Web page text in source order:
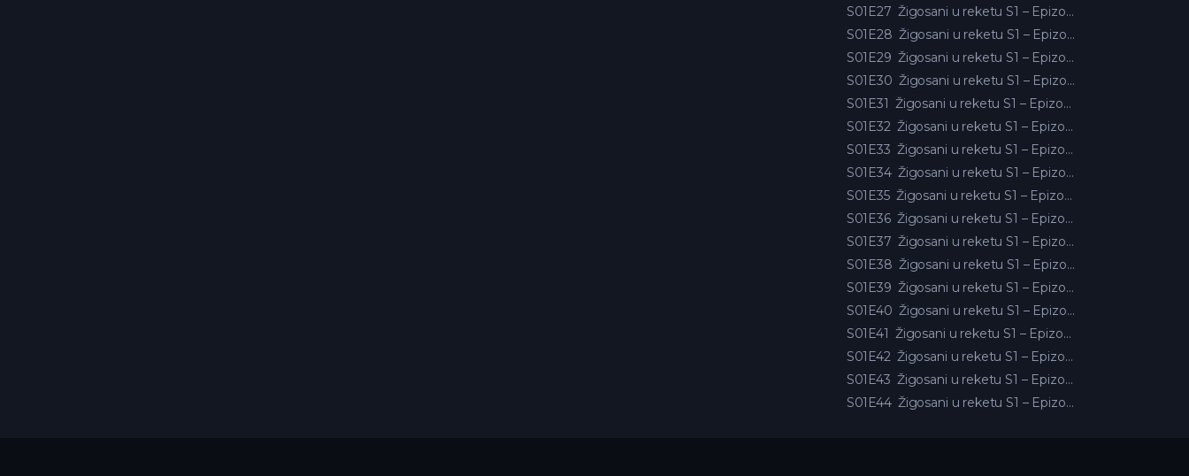
S01E27
Žigosani u reketu S1 – Epizoda 27
S01E28
Žigosani u reketu S1 – Epizoda 28
S01E29
Žigosani u reketu S1 – Epizoda 29
S01E30
Žigosani u reketu S1 – Epizoda 30
S01E31
Žigosani u reketu S1 – Epizoda 31
S01E32
Žigosani u reketu S1 – Epizoda 32
S01E33
Žigosani u reketu S1 – Epizoda 33
S01E34
Žigosani u reketu S1 – Epizoda 34
S01E35
Žigosani u reketu S1 – Epizoda 35
S01E36
Žigosani u reketu S1 – Epizoda 36
S01E37
Žigosani u reketu S1 – Epizoda 37
S01E38
Žigosani u reketu S1 – Epizoda 38
S01E39
Žigosani u reketu S1 – Epizoda 39
S01E40
Žigosani u reketu S1 – Epizoda 40
S01E41
Žigosani u reketu S1 – Epizoda 41
S01E42
Žigosani u reketu S1 – Epizoda 42
S01E43
Žigosani u reketu S1 – Epizoda 43
S01E44
Žigosani u reketu S1 – Epizoda 44